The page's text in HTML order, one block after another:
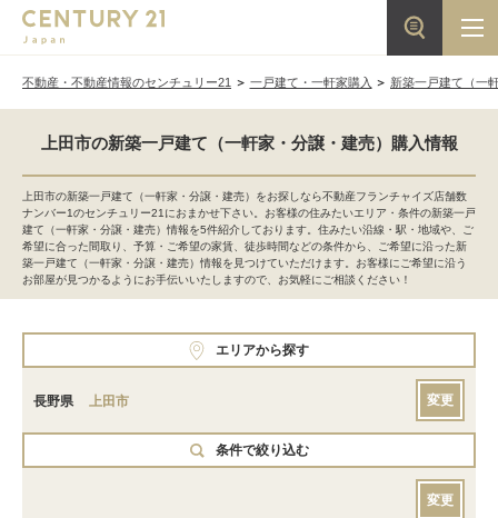
不動産・不動産情報のセンチュリー21 一戸建て・一軒家購入 新築一戸建て（一
上田市の新築一戸建て（一軒家・分譲・建売）購入情報
上田市の新築一戸建て（一軒家・分譲・建売）をお探しなら不動産フランチャイズ店舗数
ナンバー1のセンチュリー21におまかせ下さい。お客様の住みたいエリア・条件の新築一戸
建て（一軒家・分譲・建売）情報を5件紹介しております。住みたい沿線・駅・地域や、ご
希望に合った間取り、予算・ご希望の家賃、徒歩時間などの条件から、ご希望に沿った新
築一戸建て（一軒家・分譲・建売）情報を見つけていただけます。お客様にご希望に沿う
お部屋が見つかるようにお手伝いいたしますので、お気軽にご相談ください！
エリアから探す
長野県 上田市 変更
条件で絞り込む
変更